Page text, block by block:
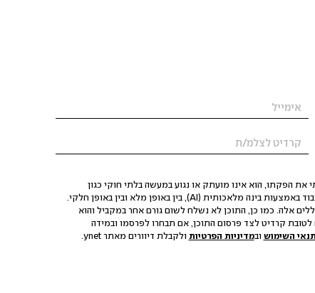
הפקתו, הוא אינו מועתק או נגוע במעשה בלתי חוקי כגון
הסגת גבול ופגיעה בפרטיות. התוכן לא הופק, לא נערך ולא עבר כל עיבוד באמצעות בינה מלאכותית (AI), בין באופן מלא ובין באופן חלקי.
אלה. כמו כן, התוכן לא נשלח לשום גורם אחר במקביל והוא
קרדיט לצד פרסום התוכן, אם תבחרו לפרסמו ובמידה
תנאי השימוש ובמדיניות הפרטיות ולקבלת דיוורים מאתר ynet.